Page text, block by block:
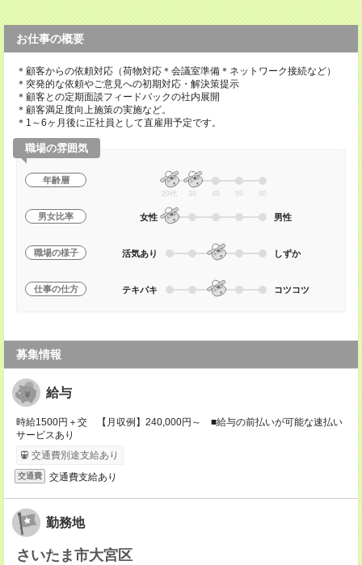
お仕事の概要
＊顧客からの依頼対応（荷物対応＊会議室準備＊ネットワーク接続など）
＊突発的な依頼やご意見への初期対応・解決策提示
＊顧客との定期面談フィードバックの社内展開
＊顧客満足度向上施策の実施など。
＊1～6ヶ月後に正社員として直雇用予定です。
職場の雰囲気
年齢層
20代 30 40 50 60
男女比率 女性 男性
職場の様子 活気あり しずか
仕事の仕方 テキパキ コツコツ
募集情報
給与
時給1500円＋交 【月収例】240,000円～ ■給与の前払いが可能な速払い
サービスあり
交通費別途支給あり
交通費 交通費支給あり
勤務地
さいたま市大宮区